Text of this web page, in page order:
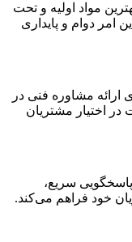
مواد اولیه و تحت
امر دوام و پایداری
ارائه مشاوره فنی در
در اختیار مشتریان
سریع،
خود فراهم می‌کند.